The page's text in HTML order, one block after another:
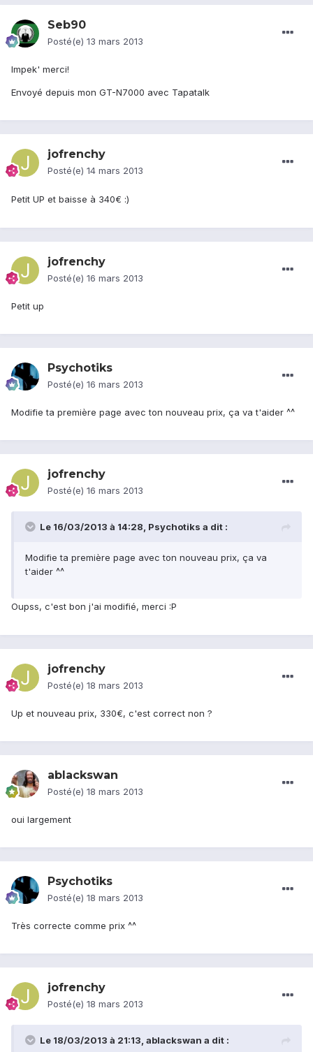
Seb90
Posté(e) 13 mars 2013
Impek' merci!
Envoyé depuis mon GT-N7000 avec Tapatalk
jofrenchy
Posté(e) 14 mars 2013
Petit UP et baisse à 340€ :)
jofrenchy
Posté(e) 16 mars 2013
Petit up
Psychotiks
Posté(e) 16 mars 2013
Modifie ta première page avec ton nouveau prix, ça va t'aider ^^
jofrenchy
Posté(e) 16 mars 2013
Le 16/03/2013 à 14:28, Psychotiks a dit :
Modifie ta première page avec ton nouveau prix, ça va
t'aider ^^
Oupss, c'est bon j'ai modifié, merci :P
jofrenchy
Posté(e) 18 mars 2013
Up et nouveau prix, 330€, c'est correct non ?
ablackswan
Posté(e) 18 mars 2013
oui largement
Psychotiks
Posté(e) 18 mars 2013
Très correcte comme prix ^^
jofrenchy
Posté(e) 18 mars 2013
Le 18/03/2013 à 21:13, ablackswan a dit :